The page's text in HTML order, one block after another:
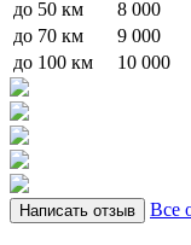
до 50 км
8 000
до 70 км
9 000
до 100 км
10 000
Написать отзыв Все